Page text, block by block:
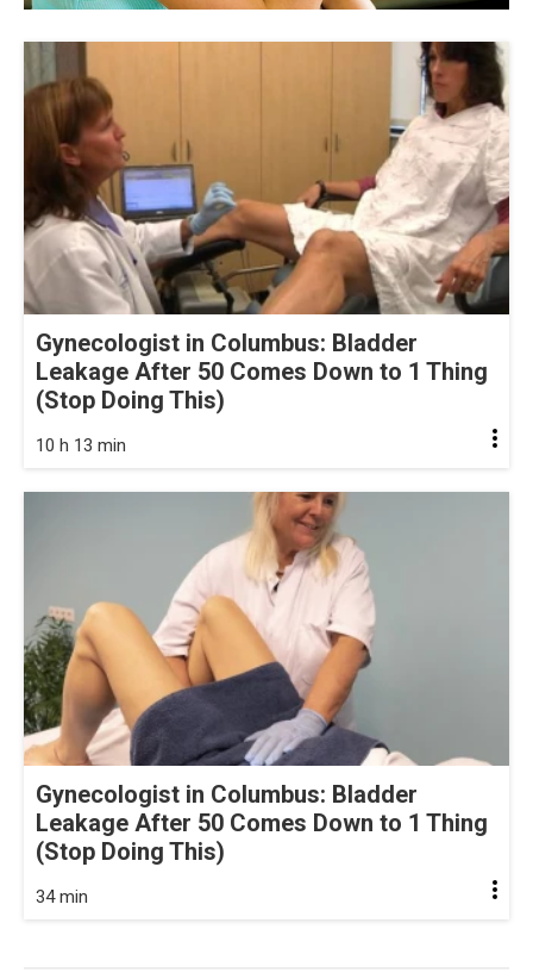
Gynecologist in Columbus: Bladder
Leakage After 50 Comes Down to 1 Thing
(Stop Doing This)
10 h 13 min
Gynecologist in Columbus: Bladder
Leakage After 50 Comes Down to 1 Thing
(Stop Doing This)
34 min